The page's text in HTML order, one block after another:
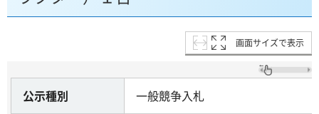
画面サイズで表示
公示種別 一般競争入札